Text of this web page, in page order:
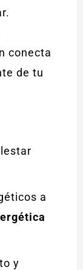
conecta
de tu
a
y